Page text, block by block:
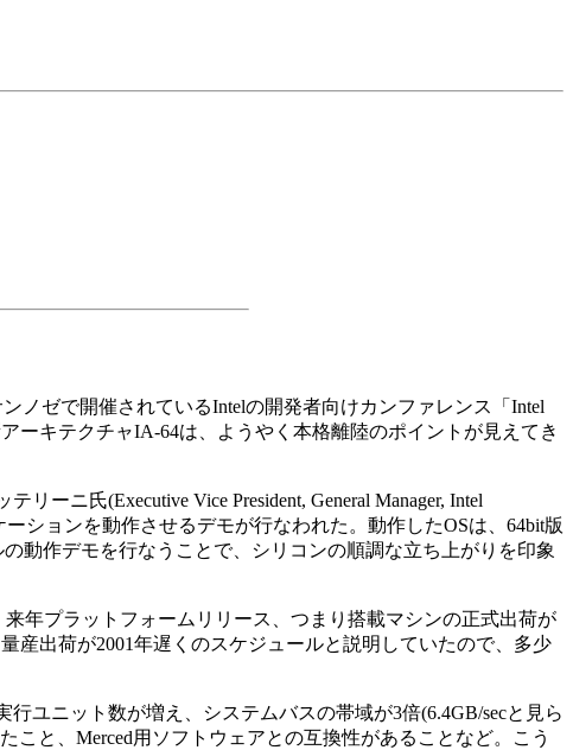
ノゼで開催されているIntelの開発者向けカンファレンス「Intel
ーキテクチャIA-64は、ようやく本格離陸のポイントが見えてき
ーニ氏(Executive Vice President, General Manager, Intel
ションを動作させるデモが行なわれた。動作したOSは、64bit版
動作デモを行なうことで、シリコンの順調な立ち上がりを印象
年プラットフォームリリース、つまり搭載マシンの正式出荷が
産出荷が2001年遅くのスケジュールと説明していたので、多少
ユニット数が増え、システムバスの帯域が3倍(6.4GB/secと見ら
と、Merced用ソフトウェアとの互換性があることなど。こう